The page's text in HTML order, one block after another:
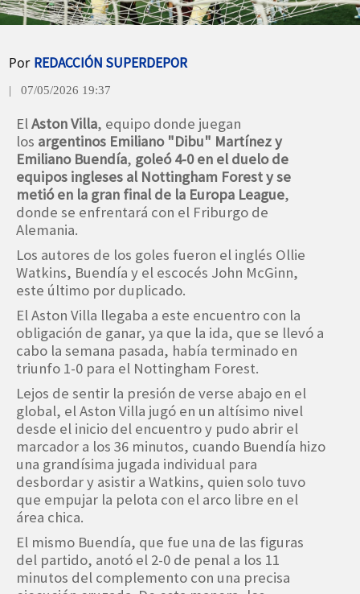
Por REDACCIÓN SUPERDEPOR
| 07/05/2026 19:37
ElAston Villa, equipo donde juegan
los argentinos Emiliano "Dibu" Martínez y
Emiliano Buendía, goleó 4-0 en el duelo de
equipos ingleses al Nottingham Forest y se
metió en la gran final de la Europa League,
donde se enfrentará con el Friburgo de
Alemania.
Los autores de los goles fueron el inglés Ollie
Watkins, Buendía y el escocés John McGinn,
este último por duplicado.
El Aston Villa llegaba a este encuentro con la
obligación de ganar, ya que la ida, que se llevó a
cabo la semana pasada, había terminado en
triunfo 1-0 para el Nottingham Forest.
Lejos de sentir la presión de verse abajo en el
global, el Aston Villa jugó en un altísimo nivel
desde el inicio del encuentro y pudo abrir el
marcador a los 36 minutos, cuando Buendía hizo
una grandísima jugada individual para
desbordar y asistir a Watkins, quien solo tuvo
que empujar la pelota con el arco libre en el
área chica.
El mismo Buendía, que fue una de las figuras
del partido, anotó el 2-0 de penal a los 11
minutos del complemento con una precisa